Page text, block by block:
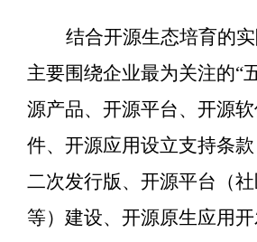
结合开源生态培育的
主要围绕企业最为关注的“
源产品、开源平台、开源
件、开源应用设立支持条
二次发行版、开源平台（
等）建设、开源原生应用